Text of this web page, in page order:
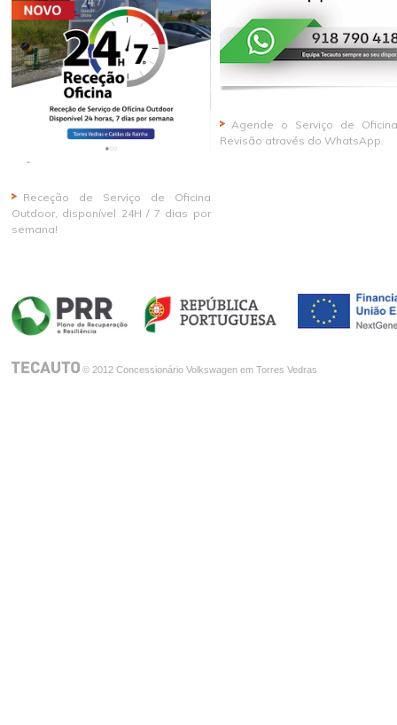
Receção de Serviço de Oficina
Outdoor, disponível 24H / 7 dias por
semana!
Agende o Serviço de
Revisão através do WhatsApp.
© 2012 Concessionário Volkswagen em Torres Vedras